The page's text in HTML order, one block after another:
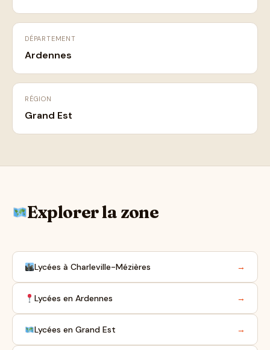
DÉPARTEMENT
Ardennes
RÉGION
Grand Est
Explorer la zone
Lycées à Charleville-Mézières →
Lycées en Ardennes →
Lycées en Grand Est →